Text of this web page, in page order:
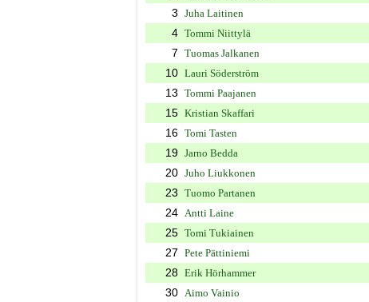
3 Juha Laitinen
4 Tommi Niittylä
7 Tuomas Jalkanen
10 Lauri Söderström
13 Tommi Paajanen
15 Kristian Skaffari
16 Tomi Tasten
19 Jarno Bedda
20 Juho Liukkonen
23 Tuomo Partanen
24 Antti Laine
25 Tomi Tukiainen
27 Pete Pättiniemi
28 Erik Hörhammer
30 Aimo Vainio